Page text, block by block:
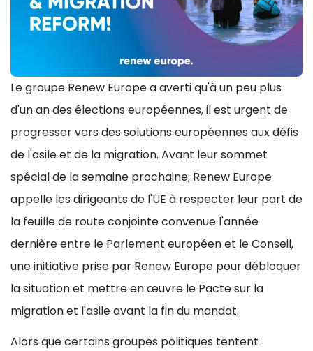
Le groupe Renew Europe a averti qu'à un peu plus
d'un an des élections européennes, il est urgent de
progresser vers des solutions européennes aux défis
de l'asile et de la migration. Avant leur sommet
spécial de la semaine prochaine, Renew Europe
appelle les dirigeants de l'UE à respecter leur part de
la feuille de route conjointe convenue l'année
dernière entre le Parlement européen et le Conseil,
une initiative prise par Renew Europe pour débloquer
la situation et mettre en œuvre le Pacte sur la
migration et l'asile avant la fin du mandat.
Alors que certains groupes politiques tentent